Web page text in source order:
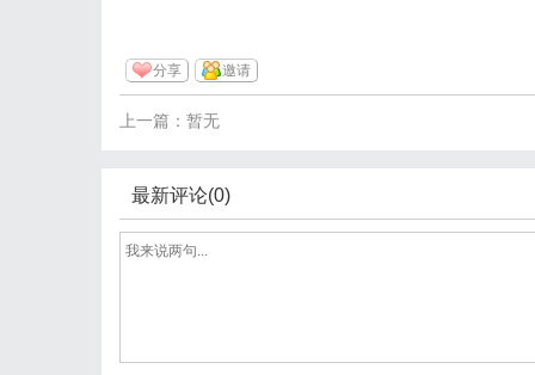
分享 邀请
上一篇：暂无
最新评论(0)